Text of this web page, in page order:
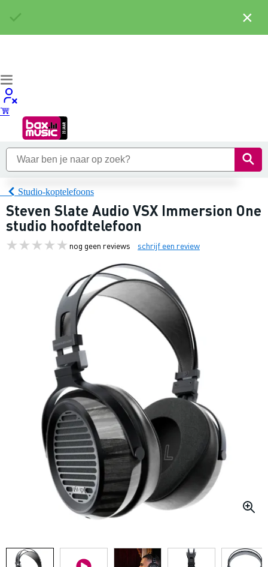
Studio-koptelefoons
Steven Slate Audio VSX Immersion One
studio hoofdtelefoon
nog geen reviews schrijf een review
×